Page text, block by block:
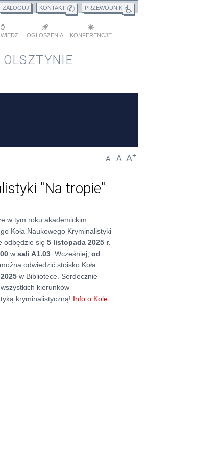
PRZEWODNIK
KONTAKT
ZALOGUJ
KONFERENCJE
OGŁOSZENIA
A- A A+
"Na tropie"
w tym roku akademickim
Koła Naukowego Kryminalistyki
odbędzie się 5 listopada 2025 r.
w sali A1.03. Wcześniej, od
odwiedzić stoisko Koła
w Bibliotece. Serdecznie
kierunków
kryminalistyczną! Info o Kole